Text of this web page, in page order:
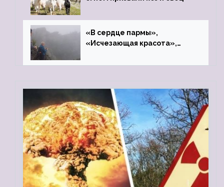
«В сердце пармы»,
«Исчезающая красота»,